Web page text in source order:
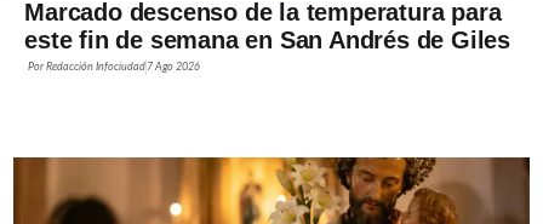
Marcado descenso de la temperatura para
este fin de semana en San Andrés de Giles
PorRedacción Infociudad 7 Ago 2026